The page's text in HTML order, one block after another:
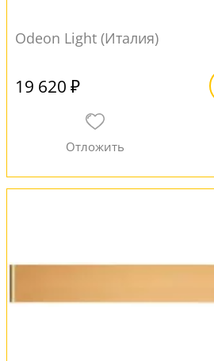
Odeon Light (Италия)
19 620 ₽